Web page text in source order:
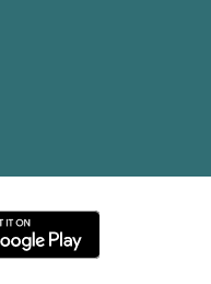
een externe partner en
eventuele technische
problemen opgelost